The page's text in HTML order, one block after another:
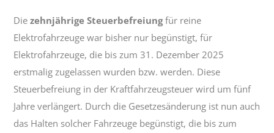
Diezehnjährige Steuerbefreiungfür reine
Elektrofahrzeuge war bisher nur begünstigt, für
Elektrofahrzeuge, die bis zum 31. Dezember 2025
erstmalig zugelassen wurden bzw. werden. Diese
Steuerbefreiung in der Kraftfahrzeugsteuer wird um fünf
Jahre verlängert. Durch die Gesetzesänderung ist nun auch
das Halten solcher Fahrzeuge begünstigt, die bis zum